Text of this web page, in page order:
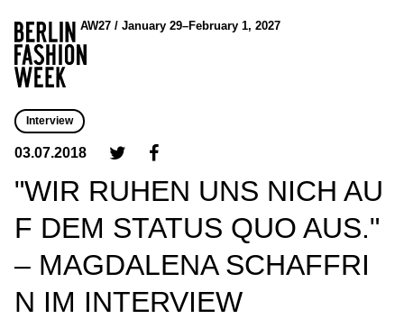
AW27 / January 29–February 1, 2027
Interview
03.07.2018
"WIR RUHEN UNS NICH AU
F DEM STATUS QUO AUS."
– MAGDALENA SCHAFFRI
N IM INTERVIEW